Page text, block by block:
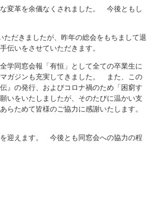
変革を余儀なくされました。 今後ともし
だきましたが、昨年の総会をもちまして退
いをさせていただきます。
学同窓会報「有恒」として全ての卒業生に
ガジンも充実してきました。 また、この
』の発行、およびコロナ禍のため「困窮す
いをいたしましたが、そのたびに温かい支
ためて皆様のご協力に感謝いたします。
迎えます。 今後とも同窓会への協力の程